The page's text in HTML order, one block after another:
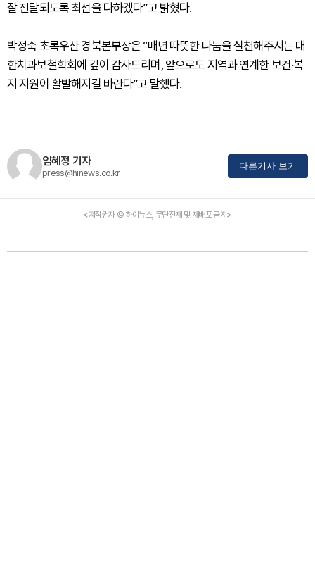
잘 전달되도록 최선을 다하겠다”고 밝혔다.
박정숙 초록우산 경북본부장은 “매년 따뜻한 나눔을 실천해주시는 대
한치과보철학회에 깊이 감사드리며, 앞으로도 지역과 연계한 보건·복
지 지원이 활발해지길 바란다”고 말했다.
임혜정 기자
press@hinews.co.kr
다른기사 보기
<저작권자 © 하이뉴스, 무단전재 및 재배포 금지>